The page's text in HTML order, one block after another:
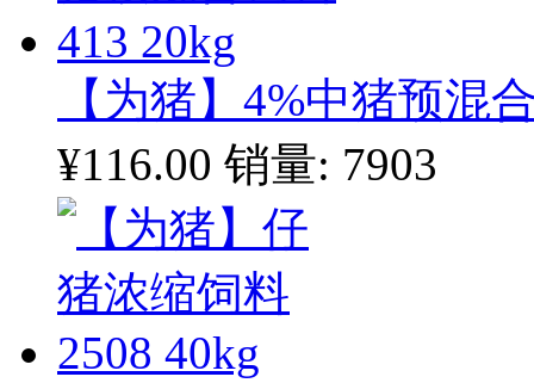
【为猪】4%中猪预混
¥116.00 销量: 7903